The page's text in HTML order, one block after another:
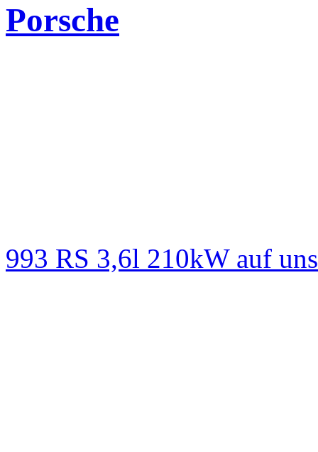
Porsche
993 RS 3,6l 210kW auf